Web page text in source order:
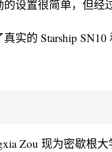
设置很简单，但经
实的 Starship SN10
Zou 现为密歇根